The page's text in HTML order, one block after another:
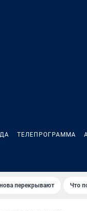
ТЕЛЕПРОГРАММА
перекрывают Что